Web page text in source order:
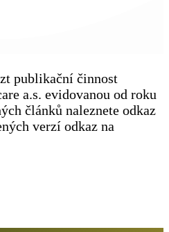
publikační činnost
a.s. evidovanou od roku
článků naleznete odkaz
verzí odkaz na